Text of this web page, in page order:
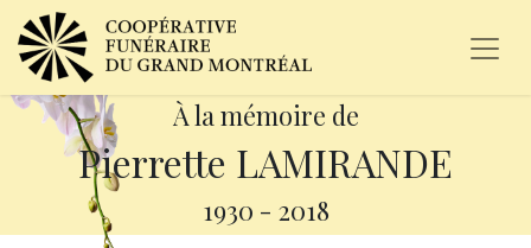
À la mémoire de
Pierrette LAMIRANDE
1930 - 2018